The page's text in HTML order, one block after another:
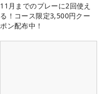
11月までのプレーに2回使え
る！コース限定3,500円クー
ポン配布中！